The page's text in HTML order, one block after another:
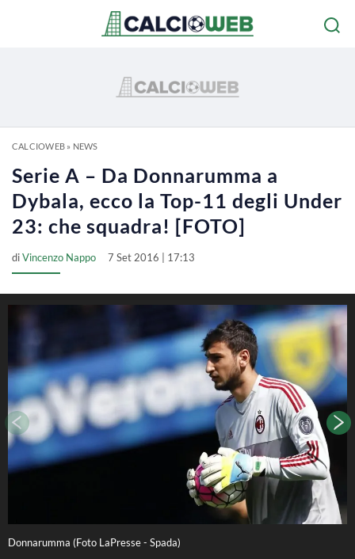
CALCIOWEB» NEWS
Serie A – Da Donnarumma a
Dybala, ecco la Top-11 degli Under
23: che squadra! [FOTO]
diVincenzo Nappo 7 Set 2016 | 17:13
Donnarumma (Foto LaPresse - Spada)